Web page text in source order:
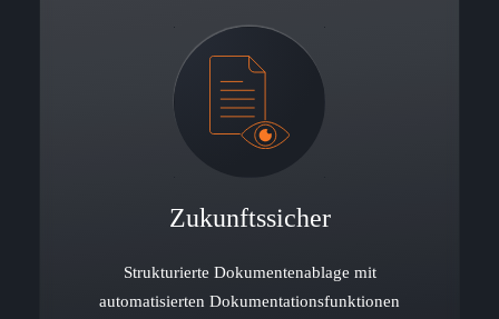
Zukunftssicher
Strukturierte Dokumentenablage mit
automatisierten Dokumentationsfunktionen